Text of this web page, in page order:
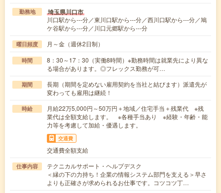
勤務地 埼玉県川口市
川口駅から---分／東川口駅から---分／西川口駅から---分／鳩
ケ谷駅から---分／川口元郷駅から---分
曜日頻度 月～金（週休2日制）
時間
8：30～17：30（実働8時間）※勤務時間は就業先により異な
る場合があります。◎フレックス勤務が可…
期間
長期（期間を定めない雇用契約を当社と結びます）派遣先が
変わっても雇用は継続！
時給
月給22万5,000円～50万円＋地域／住宅手当＋残業代 ※残
業代は全額支給します。 ※各種手当あり ※経験・年齢・能
力等を考慮して加給・優遇します。
交通費
交通費全額支給
仕事内容
テクニカルサポート・ヘルプデスク
＜縁の下の力持ち！企業の情報システム部門を支える＞早さ
よりも正確さが求められるお仕事です。コツコツ丁…